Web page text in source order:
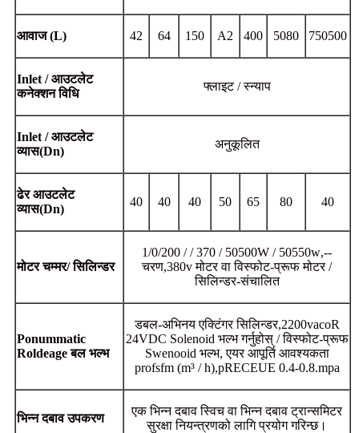
आवाज (L) 42 64 150 A2 400 5080 750500
Inlet / आउटलेट
कनेक्शन विधि
फ्लाइट / स्न्याप
Inlet / आउटलेट
व्यास(Dn)
अनुकूलित
ढेर आउटलेट
व्यास(Dn)
40 40 40 50 65 80 40
मोटर चम्मर/ सिलिन्डर
1/0/200 / / 370 / 50500W / 50550w,--
चरण,380v मोटर वा विस्फोट-प्रूफ मोटर /
सिलिन्डर-संचालित
Ponummatic
Roldeage बल भल्भ
डबल-अभिनय एक्टिंगर सिलिन्डर,2200vacoR
24VDC Solenoid भल्भ गर्नुहोस् / विस्फोट-प्रूफ
Swenooid भल्भ, एयर आपूर्ति आवश्यकता
profsfm (m³ / h),pRECEUE 0.4-0.8.mpa
भिन्न दबाव उपकरण
एक भिन्न दबाव स्विच वा भिन्न दबाव ट्रान्समिटर
सुरक्षा नियन्त्रणको लागि प्रयोग गरिन्छ।